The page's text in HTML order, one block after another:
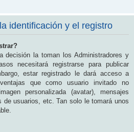
identificación y el registro
decisión la toman los Administradores y
necesitará registrarse para publicar
estar registrado le dará acceso a
que como usuario invitado no
personalizada (avatar), mensajes
de usuarios, etc. Tan solo le tomará unos